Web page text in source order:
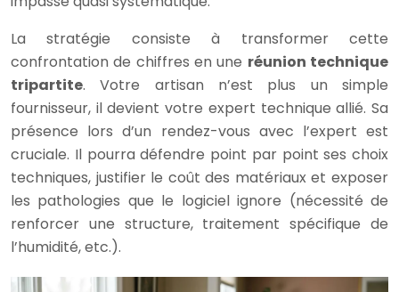
La stratégie consiste à transformer cette
confrontation de chiffres en une réunion technique
tripartite. Votre artisan n’est plus un simple
fournisseur, il devient votre expert technique allié. Sa
présence lors d’un rendez-vous avec l’expert est
cruciale. Il pourra défendre point par point ses choix
techniques, justifier le coût des matériaux et exposer
les pathologies que le logiciel ignore (nécessité de
renforcer une structure, traitement spécifique de
l’humidité, etc.).